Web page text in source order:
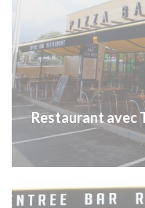
Restaurant avec